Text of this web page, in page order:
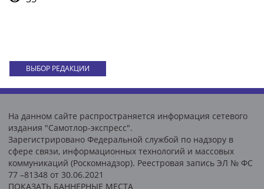
ВЫБОР РЕДАКЦИИ
На данном сайте распространяется информация сетевого
издания "Самотлор-экспресс".
Зарегистрировано Федеральной службой по надзору в
сфере связи, информационных технологий и массовых
коммуникаций (Роскомнадзор). Реестровая запись ЭЛ № ФС
77 –81348 от 30.06.2021
ПОКАЗАТЬ БАННЕРНЫЕ МЕСТА